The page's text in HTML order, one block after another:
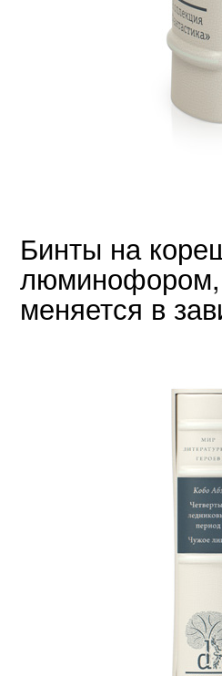
Бинты на
люминофором,
меняется в